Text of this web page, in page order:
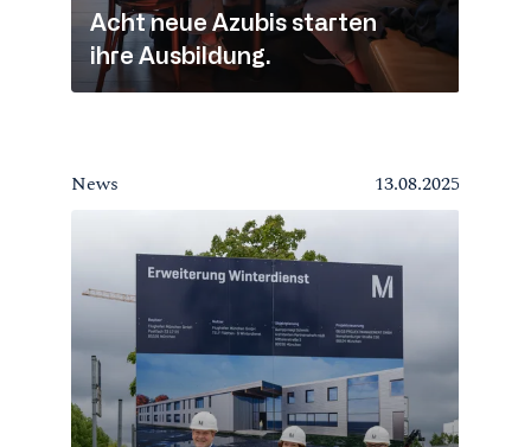
Acht neue Azubis starten
ihre Ausbildung.
News 13.08.2025